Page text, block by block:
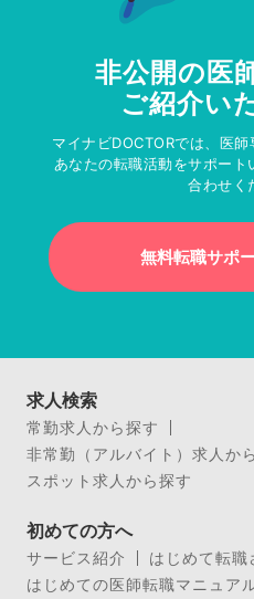
非公開の医
ご紹介い
マイナビDOCTORでは、医
あなたの転職活動をサポー
合わせく
無料転職サポ
求人検索
常勤求人から探す
非常勤（アルバイト）求人か
スポット求人から探す
初めての方へ
サービス紹介
はじめて転職
はじめての医師転職マニュア